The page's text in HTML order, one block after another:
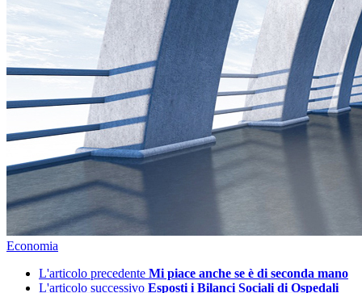
Economia
L'articolo precedente Mi piace anche se è di seconda mano
L'articolo successivo Esposti i Bilanci Sociali di Ospedali